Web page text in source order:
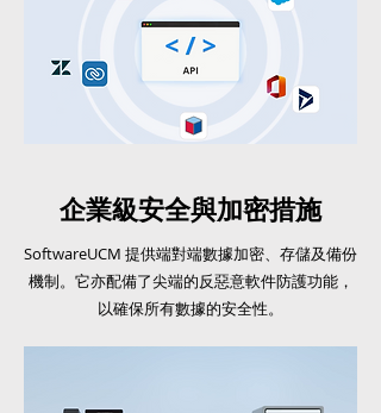
企業級安全與加密措施
SoftwareUCM 提供端對端數據加密、存儲及備份
機制。它亦配備了尖端的反惡意軟件防護功能，
以確保所有數據的安全性。